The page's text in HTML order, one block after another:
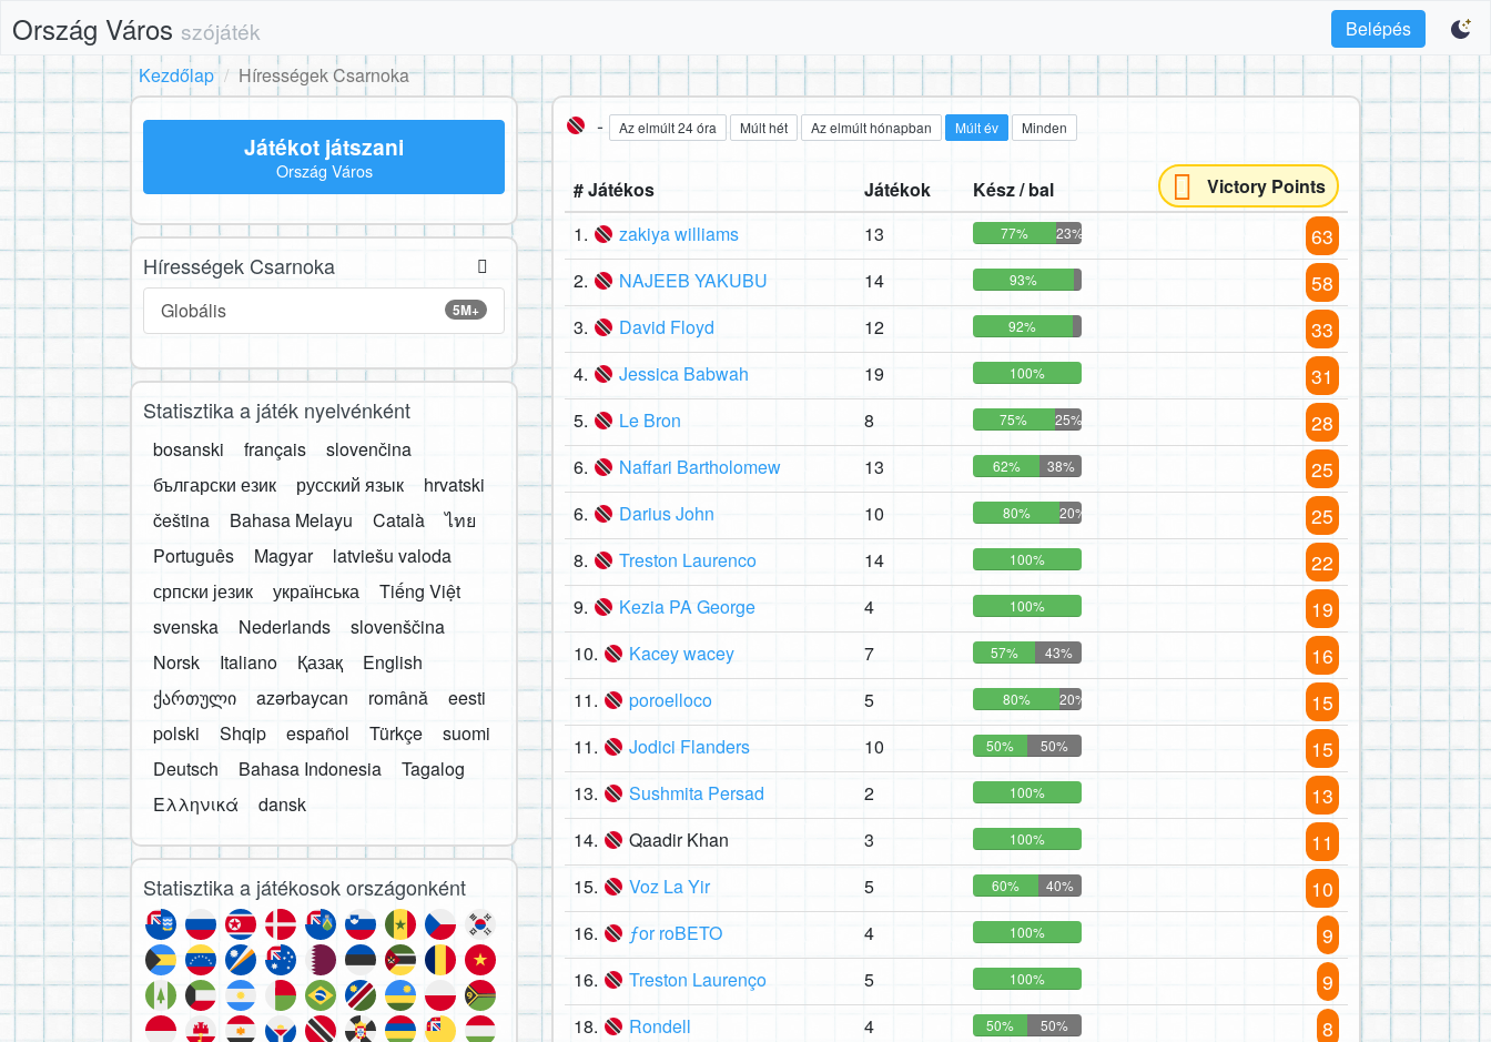
Ország Város szójáték
Belépés
Kezdőlap
Hírességek Csarnoka
- Az elmúlt 24 óra Múlt hét Az elmúlt hónapban Múlt év Minden
# Játékos Játékok Kész / bal
Victory Points
1.
zakiya williams 13 77% 23% 63
2. NAJEEB YAKUBU 14 93% 58
3. David Floyd 12 92% 33
4. Jessica Babwah 19 100% 31
5. Le Bron 8 75% 25% 28
6. Naffari Bartholomew 13 62% 38% 25
6. Darius John 10 80% 20% 25
8. Treston Laurenco 14 100% 22
9. Kezia PA George 4 100% 19
10. Kacey wacey 7 57% 43% 16
11. poroelloco 5 80% 20% 15
11. Jodici Flanders 10 50% 50% 15
13. Sushmita Persad 2 100% 13
14. Qaadir Khan 3 100% 11
15. Voz La Yir 5 60% 40% 10
16. ƒor roBETO 4 100% 9
16. Treston Laurenço 5 100% 9
18. Rondell 4 50% 50% 8
Játékot játszani
Ország Város
Hírességek Csarnoka
5M+
Globális
Statisztika a játék nyelvénként
bosanski français
slovenčina
български език
русский язык
hrvatski
čeština
Bahasa Melayu Català
ไทย
Português
Magyar
latviešu valoda
српски језик
українська
Tiếng Việt
svenska
Nederlands
slovenščina
Norsk
Italiano Қазақ
English
ქართული
azərbaycan română
eesti
polski
Shqip español Türkçe
suomi
Deutsch
Bahasa Indonesia
Tagalog
Ελληνικά
dansk
Statisztika a játékosok országonként